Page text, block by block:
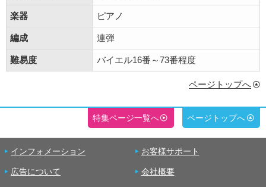
楽器 ピアノ
編成 連弾
難易度 バイエル16番～73番程度
ページトップへ
特集ページ一覧へ ページトップへ
インフォメーション お客様サポート
広告について 会社概要